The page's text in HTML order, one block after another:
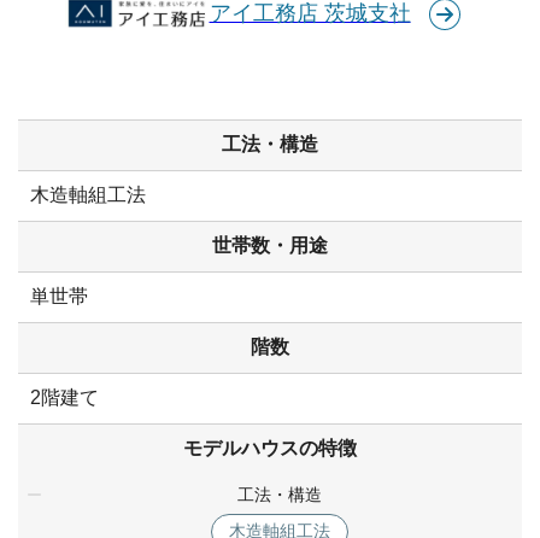
アイ工務店 茨城支社
工法・構造
木造軸組工法
世帯数・用途
単世帯
階数
2階建て
モデルハウスの特徴
工法・構造
木造軸組工法